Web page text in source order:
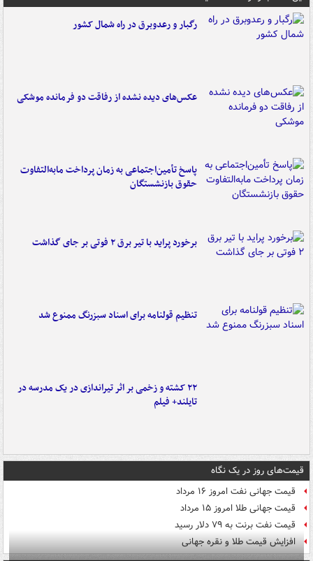
رگبار و رعدوبرق در راه شمال کشور
عکس‌های دیده نشده از رفاقت دو فرمانده‌ موشکی
پاسخ تأمین‌اجتماعی به زمان پرداخت مابه‌التفاوت
حقوق بازنشستگان
برخورد پراید با تیر برق ۲ فوتی بر جای گذاشت
تنظیم قولنامه برای اسناد سبزرنگ ممنوع شد
۲۲ کشته و زخمی بر اثر تیراندازی در یک مدرسه در
تایلند+ فیلم
قیمت‌های روز در یک نگاه
قیمت جهانی نفت امروز ۱۶ مرداد
قیمت جهانی طلا امروز ۱۵ مرداد
قیمت نفت برنت به ۷۹ دلار رسید
افزایش قیمت طلا و نقره جهانی